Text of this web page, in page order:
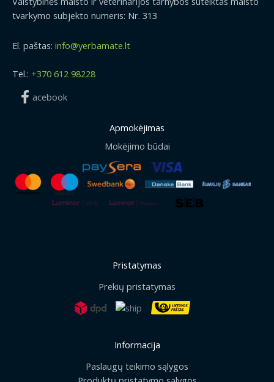
tvarkymo subjekto numeris: Nr. 313
El. paštas: info@yerbamate.lt
Tel.: +370 612 98228
acebook
Apmokėjimas
Mokėjimo būdai
Pristatymas
Prekių pristatymas
Informacija
Paslaugų teikimo sąlygos